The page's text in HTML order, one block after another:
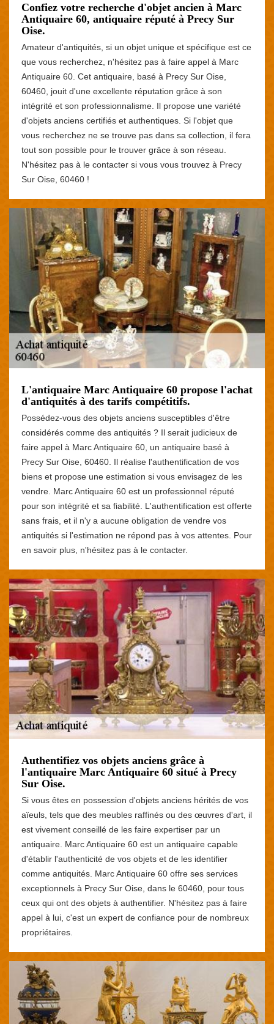
Confiez votre recherche d'objet ancien à Marc
Antiquaire 60, antiquaire réputé à Precy Sur
Oise.
Amateur d'antiquités, si un objet unique et spécifique est ce
que vous recherchez, n'hésitez pas à faire appel à Marc
Antiquaire 60. Cet antiquaire, basé à Precy Sur Oise,
60460, jouit d'une excellente réputation grâce à son
intégrité et son professionnalisme. Il propose une variété
d'objets anciens certifiés et authentiques. Si l'objet que
vous recherchez ne se trouve pas dans sa collection, il fera
tout son possible pour le trouver grâce à son réseau.
N'hésitez pas à le contacter si vous vous trouvez à Precy
Sur Oise, 60460 !
L'antiquaire Marc Antiquaire 60 propose l'achat
d'antiquités à des tarifs compétitifs.
Possédez-vous des objets anciens susceptibles d'être
considérés comme des antiquités ? Il serait judicieux de
faire appel à Marc Antiquaire 60, un antiquaire basé à
Precy Sur Oise, 60460. Il réalise l'authentification de vos
biens et propose une estimation si vous envisagez de les
vendre. Marc Antiquaire 60 est un professionnel réputé
pour son intégrité et sa fiabilité. L'authentification est offerte
sans frais, et il n'y a aucune obligation de vendre vos
antiquités si l'estimation ne répond pas à vos attentes. Pour
en savoir plus, n'hésitez pas à le contacter.
Authentifiez vos objets anciens grâce à
l'antiquaire Marc Antiquaire 60 situé à Precy
Sur Oise.
Si vous êtes en possession d'objets anciens hérités de vos
aïeuls, tels que des meubles raffinés ou des œuvres d'art, il
est vivement conseillé de les faire expertiser par un
antiquaire. Marc Antiquaire 60 est un antiquaire capable
d'établir l'authenticité de vos objets et de les identifier
comme antiquités. Marc Antiquaire 60 offre ses services
exceptionnels à Precy Sur Oise, dans le 60460, pour tous
ceux qui ont des objets à authentifier. N'hésitez pas à faire
appel à lui, c'est un expert de confiance pour de nombreux
propriétaires.